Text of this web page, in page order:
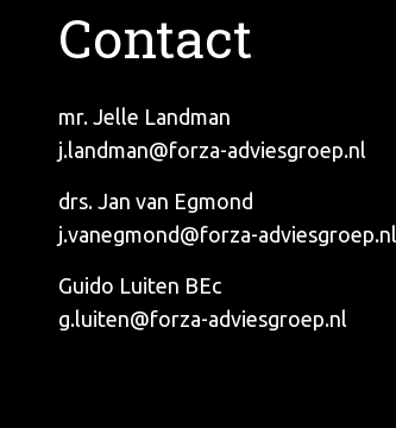
Contact
mr. Jelle Landman
j.landman@forza-adviesgroep.nl
drs. Jan van Egmond
j.vanegmond@forza-adviesgroep.nl
Guido Luiten BEc
g.luiten@forza-adviesgroep.nl